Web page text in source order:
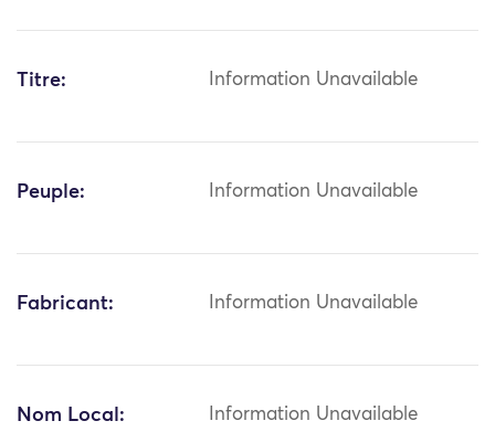
Titre: Information Unavailable
Peuple: Information Unavailable
Fabricant: Information Unavailable
Nom Local: Information Unavailable